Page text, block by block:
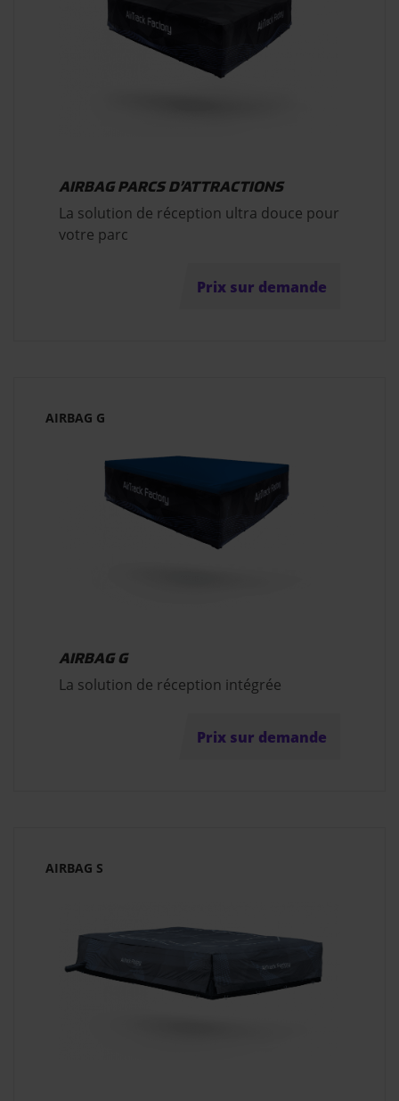
AIRBAG PARCS D’ATTRACTIONS
La solution de réception ultra douce pour
votre parc
Prix sur demande
AIRBAG G
AIRBAG G
La solution de réception intégrée
Prix sur demande
AIRBAG S